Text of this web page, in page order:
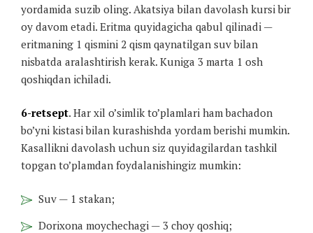
yordamida suzib oling. Akatsiya bilan davolash kursi bir
oy davom etadi. Eritma quyidagicha qabul qilinadi —
eritmaning 1 qismini 2 qism qaynatilgan suv bilan
nisbatda aralashtirish kerak. Kuniga 3 marta 1 osh
qoshiqdan ichiladi.
6-retsept. Har xil o’simlik to’plamlari ham bachadon
bo’yni kistasi bilan kurashishda yordam berishi mumkin.
Kasallikni davolash uchun siz quyidagilardan tashkil
topgan to’plamdan foydalanishingiz mumkin:
Suv — 1 stakan;
Dorixona moychechagi — 3 choy qoshiq;